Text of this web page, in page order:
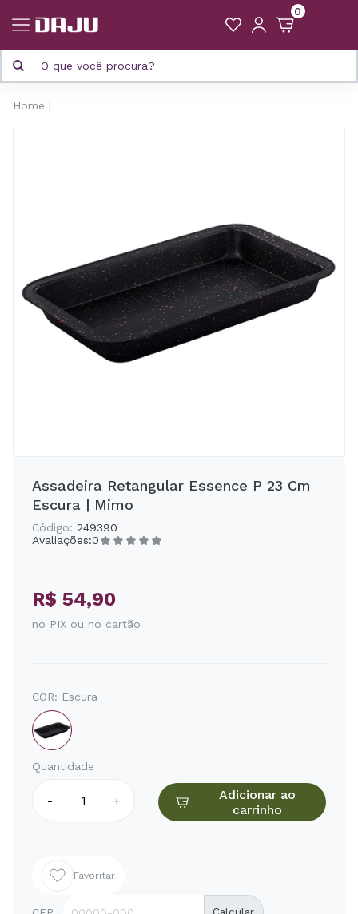
0
Home
Assadeira Retangular Essence P 23 Cm
Escura | Mimo
Código: 249390
Avaliações:0
R$ 54,90
no PIX ou no cartão
COR: Escura
Quantidade
- +
Adicionar ao
carrinho
Favoritar